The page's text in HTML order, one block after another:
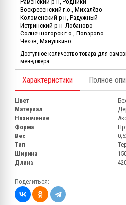
Раменский р-н, Родники
Воскресенский г.о., Михалёво
Коломенский р-н, Радужный
Истринский р-н, Лобаново
Солнечногорск г.о., Поварово
Чехов, Манушкино
Доступное количество товара для
менеджера.
Характеристики Полное
Цвет
Материал
Назначение
Форма
Вес
Тип
Ширина
Длина
Поделиться: